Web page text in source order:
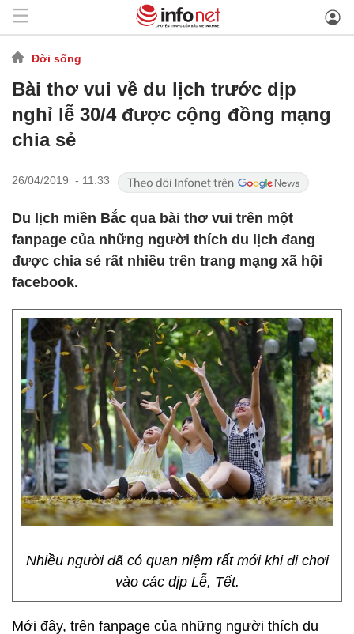
Đời sống
Bài thơ vui về du lịch trước dịp
nghỉ lễ 30/4 được cộng đồng mạng
chia sẻ
26/04/2019 - 11:33
Du lịch miền Bắc qua bài thơ vui trên một
fanpage của những người thích du lịch đang
được chia sẻ rất nhiều trên trang mạng xã hội
facebook.
Nhiều người đã có quan niệm rất mới khi đi chơi
vào các dịp Lễ, Tết.
Mới đây, trên fanpage của những người thích du